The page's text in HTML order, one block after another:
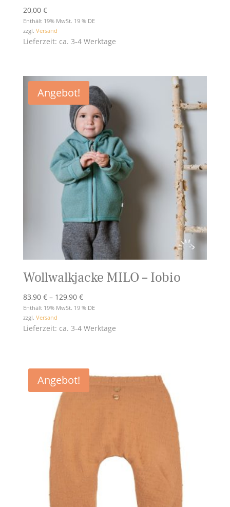
20,00 €
Enthält 19% MwSt. 19 % DE
zzgl. Versand
Lieferzeit: ca. 3-4 Werktage
Angebot!
Wollwalkjacke MILO – Iobio
83,90 € – 129,90 €Preisspanne:
83,90 €
129,90 €
Enthält 19% MwSt. 19 % DE
zzgl. Versand
Lieferzeit: ca. 3-4 Werktage
Angebot!